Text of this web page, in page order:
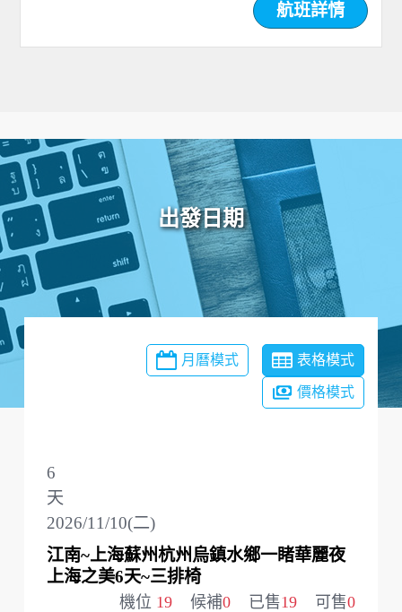
航班詳情
出發日期
月曆模式 表格模式
價格模式
2026/11/10(二)
6
天
江南~上海蘇州杭州烏鎮水鄉一睹華麗夜
上海之美6天~三排椅
機位 19 候補0 已售19 可售0